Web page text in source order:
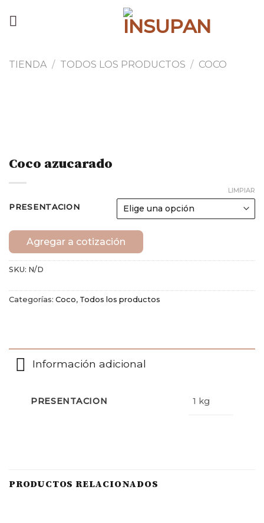
TIENDA / TODOS LOS PRODUCTOS / COCO
Coco azucarado
PRESENTACION
LIMPIAR
Agregar a cotización
SKU: N/D
Categorías: Coco, Todos los productos
Información adicional
PRESENTACION 1 kg
PRODUCTOS RELACIONADOS